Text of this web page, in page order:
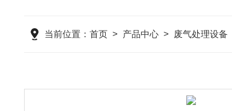
当前位置：首页 > 产品中心 > 废气处理设备